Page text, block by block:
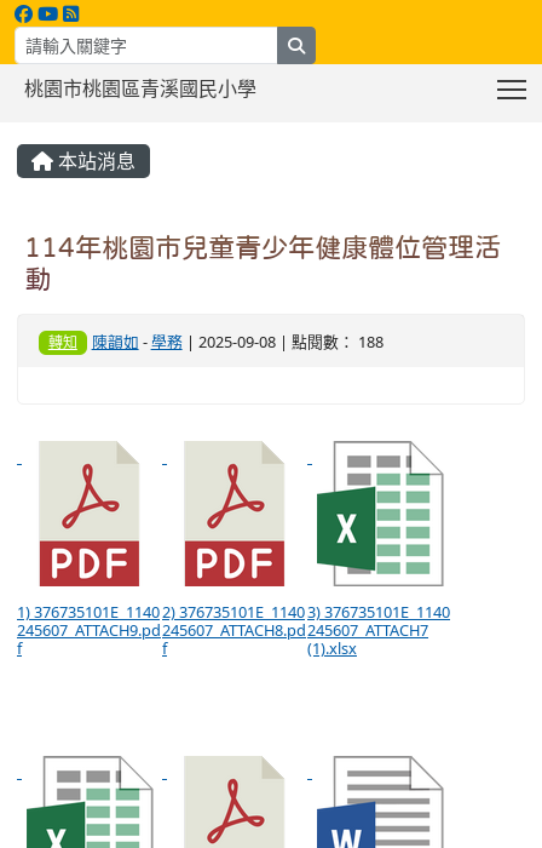
桃園市桃園區青溪國民小學
本站消息
114年桃園市兒童青少年健康體位管理活
動
轉知 陳韻如 -學務| 2025-09-08 | 點閱數： 188
1) 376735101E_1140
245607_ATTACH9.pd
f
2) 376735101E_1140
245607_ATTACH8.pd
f
3) 376735101E_1140
245607_ATTACH7
(1).xlsx